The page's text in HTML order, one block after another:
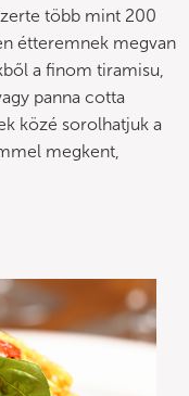
több mint 200
étteremnek megvan
a finom tiramisu,
panna cotta
közé sorolhatjuk a
megkent,